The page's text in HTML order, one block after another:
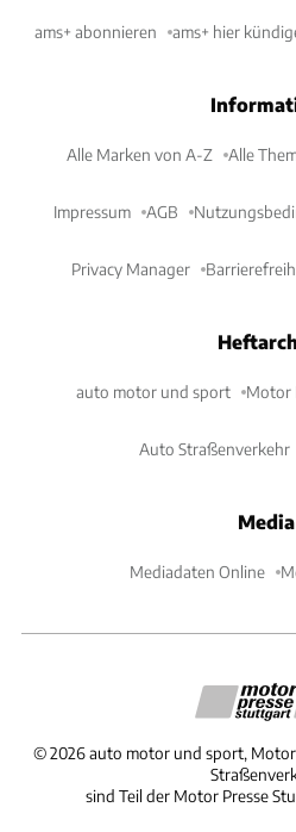
ams+ abonnieren ams+ hier
Alle Marken von A-Z Alle
Impressum AGB
Privacy Manager
auto motor und sport Motor
Auto Straßenverkehr
Media
Mediadaten Online
©2026 auto motor und sport,
sind Teil der Motor Presse